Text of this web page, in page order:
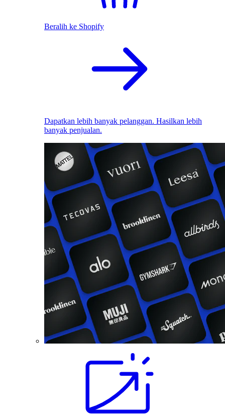
Beralih ke Shopify
Dapatkan lebih banyak pelanggan. Hasilkan lebih
banyak penjualan.